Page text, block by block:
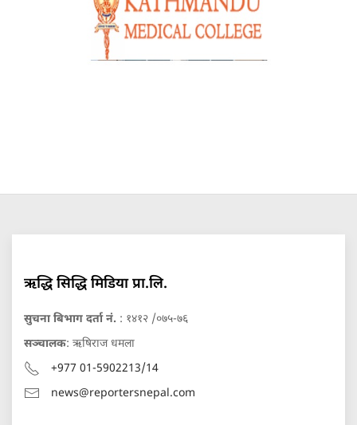
ऋद्धि सिद्धि मिडिया प्रा.लि.
सुचना बिभाग दर्ता नं. : १४१२ /०७५-७६
सञ्चालक: ऋषिराज धमला
+977 01-5902213/14
news@reportersnepal.com